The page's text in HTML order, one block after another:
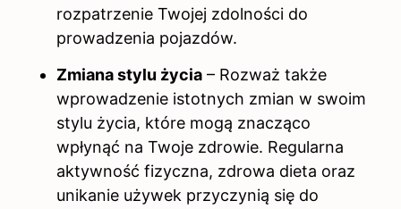
rozpatrzenie Twojej zdolności do
prowadzenia pojazdów.
Zmiana stylu życia – Rozważ także
wprowadzenie istotnych zmian w swoim
stylu życia, które mogą znacząco
wpłynąć na Twoje zdrowie. Regularna
aktywność fizyczna, zdrowa dieta oraz
unikanie używek przyczynią się do